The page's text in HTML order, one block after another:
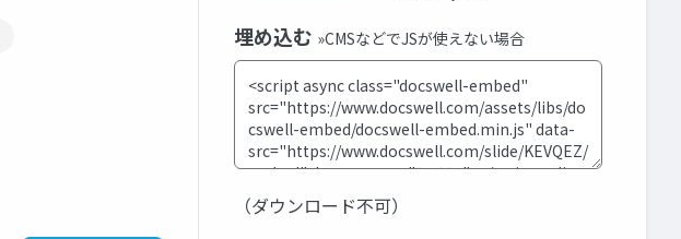
埋め込む »CMSなどでJSが使えない場合
（ダウンロード不可）